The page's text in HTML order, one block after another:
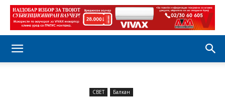
СВЕТ Балкан